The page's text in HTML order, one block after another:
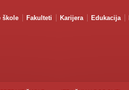
škole Fakulteti Karijera Edukacija